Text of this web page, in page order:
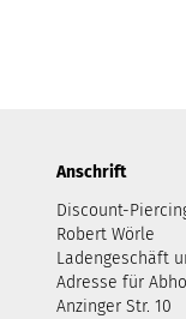
Anschrift
Discount-
Robert Wörle
Ladengeschäft
Adresse für
Anzinger Str. 10